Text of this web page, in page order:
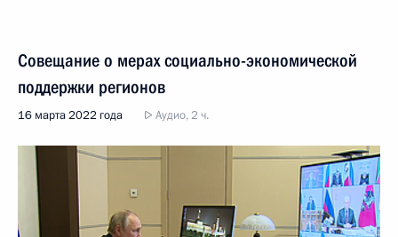
Совещание о мерах социально-экономической
поддержки регионов
16 марта 2022 года Аудио, 2 ч.